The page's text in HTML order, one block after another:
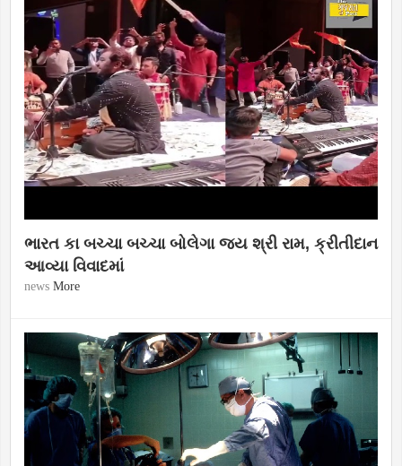
ભારત કા બચ્ચા બચ્ચા બોલેગા જય શ્રી રામ, ક્રીતીદાન
આવ્યા વિવાદમાં
news More